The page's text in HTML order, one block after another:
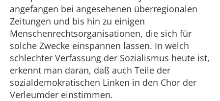
angefangen bei angesehenen überregionalen
Zeitungen und bis hin zu einigen
Menschenrechtsorganisationen, die sich für
solche Zwecke einspannen lassen. In welch
schlechter Verfassung der Sozialismus heute ist,
erkennt man daran, daß auch Teile der
sozialdemokratischen Linken in den Chor der
Verleumder einstimmen.